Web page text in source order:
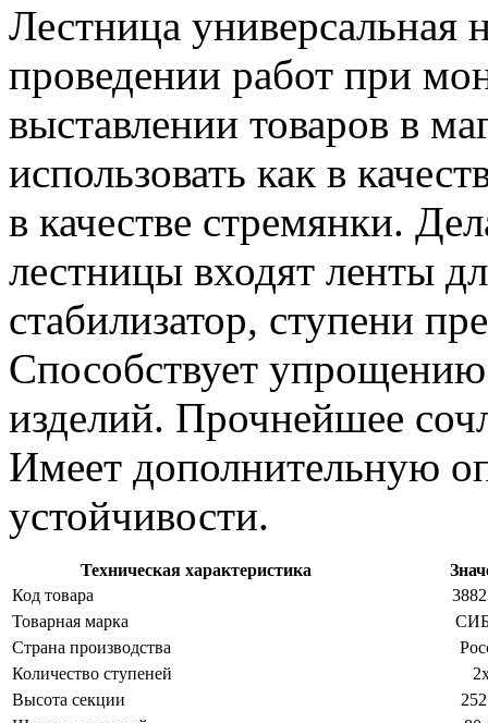
Лестница универсальная
проведении работ при
выставлении товаров в
использовать как в
в качестве стремянки.
лестницы входят ленты
стабилизатор, ступени
Способствует
изделий. Прочнейшее
Имеет дополнительную
устойчивости.
Техническая характеристика
Код товара
Товарная марка
Страна производства
Количество ступеней
Высота секции